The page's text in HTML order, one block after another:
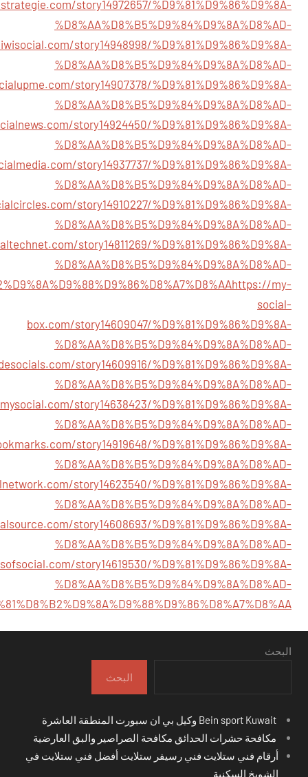
story14972657/%D9%81%D9%86%D9%8A-
%D8%AA%D8%B5%D9%84%D9%8A%D8%AD-
story14948998/%D9%81%D9%86%D9%8A-
%D8%AA%D8%B5%D9%84%D9%8A%D8%AD-
story14907378/%D9%81%D9%86%D9%8A-
%D8%AA%D8%B5%D9%84%D9%8A%D8%AD-
story14924450/%D9%81%D9%86%D9%8A-
%D8%AA%D8%B5%D9%84%D9%8A%D8%AD-
story14937737/%D9%81%D9%86%D9%8A-
%D8%AA%D8%B5%D9%84%D9%8A%D8%AD-
story14910227/%D9%81%D9%86%D9%8A-
%D8%AA%D8%B5%D9%84%D9%8A%D8%AD-
story14811269/%D9%81%D9%86%D9%8A-
%D8%AA%D8%B5%D9%84%D9%8A%D8%AD-
https://my-
social-
box.com/story14609047/%D9%81%D9%86%D9%8A-
%D8%AA%D8%B5%D9%84%D9%8A%D8%AD-
story14609916/%D9%81%D9%86%D9%8A-
%D8%AA%D8%B5%D9%84%D9%8A%D8%AD-
story14638423/%D9%81%D9%86%D9%8A-
%D8%AA%D8%B5%D9%84%D9%8A%D8%AD-
story14919648/%D9%81%D9%86%D9%8A-
%D8%AA%D8%B5%D9%84%D9%8A%D8%AD-
story14623540/%D9%81%D9%86%D9%8A-
%D8%AA%D8%B5%D9%84%D9%8A%D8%AD-
story14608693/%D9%81%D9%86%D9%8A-
%D8%AA%D8%B5%D9%84%D9%8A%D8%AD-
story14619530/%D9%81%D9%86%D9%8A-
%D8%AA%D8%B5%D9%84%D9%8A%D8%AD-
البحث
البحث
مكافحة حشرات الحدائق مكافحة الصراصير والبق العارضية
أرقام فني ستلايت فني رسيفر ستلايت أفضل فني ستلايت في
الشويخ السكنية